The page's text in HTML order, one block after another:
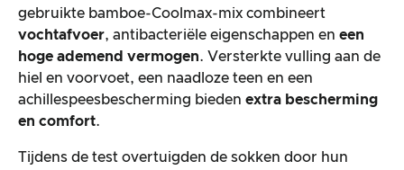
gebruikte bamboe-Coolmax-mix combineert
vochtafvoer, antibacteriële eigenschappen en een
hoge ademend vermogen. Versterkte vulling aan de
hiel en voorvoet, een naadloze teen en een
achillespeesbescherming bieden extra bescherming
en comfort.
Tijdens de test overtuigden de sokken door hun